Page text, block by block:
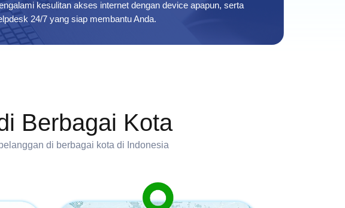
kesulitan akses internet dengan device apapun, serta
24/7 yang siap membantu Anda.
Berbagai Kota
di berbagai kota di Indonesia